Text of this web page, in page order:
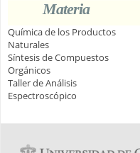
Materia
Química de los Productos
Naturales
Síntesis de Compuestos
Orgánicos
Taller de Análisis
Espectroscópico